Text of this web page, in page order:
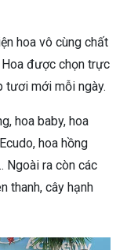
hoa vô cùng chất
được chọn trực
tươi mới mỗi ngày.
hoa baby, hoa
hoa hồng
Ngoài ra còn các
thanh, cây hạnh